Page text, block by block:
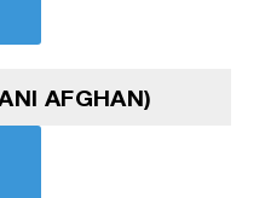
AFGHAN)